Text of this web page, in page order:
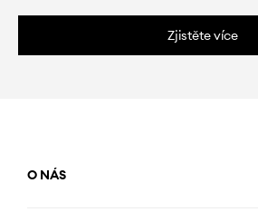
Zjistěte více
O NÁS